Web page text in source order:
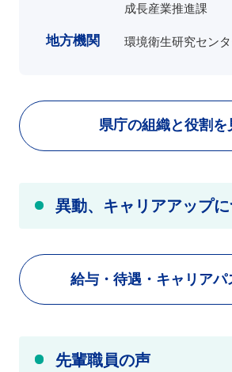
成長産業推進課
地方機関 環境衛生研究セン
県庁の組織と役割を
異動、キャリアアップ
給与・待遇・キャリアパ
先輩職員の声